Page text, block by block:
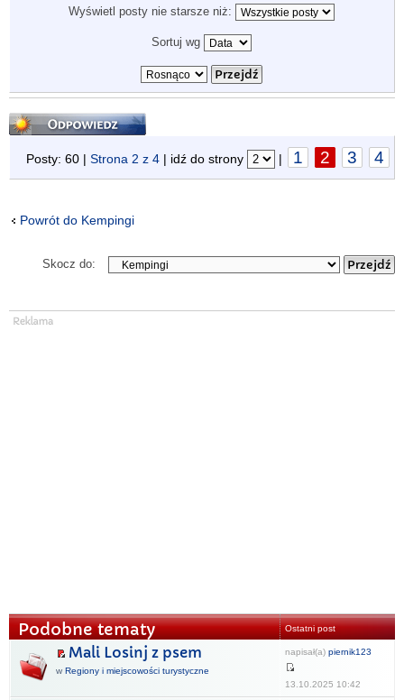
Wyświetl posty nie starsze niż:
Sortuj wg
Odpowiedz
Posty: 60 | Strona 2 z 4 | idź do strony | 1 2 3 4
Powrót do Kempingi
Skocz do:
Podobne tematy Ostatni post
Mali Losinj z psem
w Regiony i miejscowości turystyczne
napisał(a) piernik123
13.10.2025 10:42